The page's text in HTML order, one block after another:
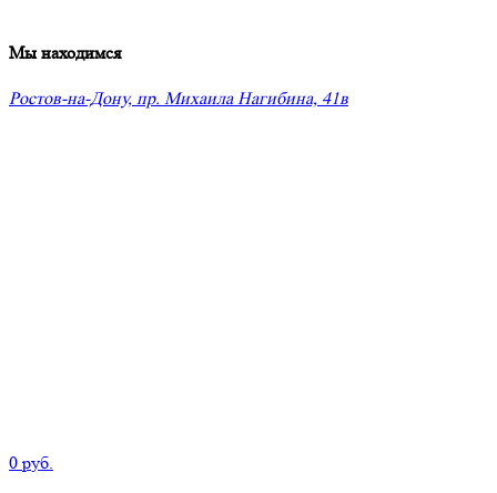
Мы находимся
Ростов-на-Дону, пр. Михаила Нагибина, 41в
0 руб.